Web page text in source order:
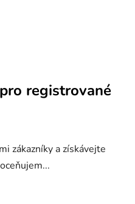
registrované
zákazníky a získávejte